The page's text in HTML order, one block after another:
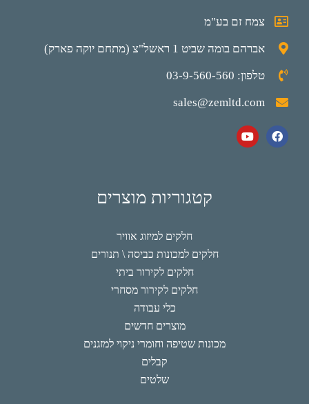
צמח זם בע"מ
אברהם בומה שביט 1 ראשל"צ (מתחם יוקה פארק)
טלפון: 03-9-560-560
sales@zemltd.com
קטגוריות מוצרים
חלקים למיזוג אוויר
חלקים למכונות כביסה \ תנורים
חלקים לקירור ביתי
חלקים לקירור מסחרי
כלי עבודה
מוצרים חדשים
מכונות שטיפה וחומרי ניקוי למזגנים
קבלים
שלטים